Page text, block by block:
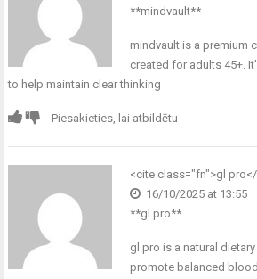
** mindvault**
mindvault is a premium
created for adults 45+.
to help maintain clear thinking
Piesakieties, lai atbildētu
<cite class="fn">gl pro
16/10/2025 at 13:55
**gl pro**
gl pro is a natural
promote balanced